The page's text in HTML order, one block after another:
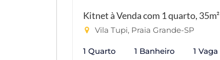
Kitnet à Venda com 1 quarto, 35m²
Vila Tupi, Praia Grande-SP
1 Quarto 1 Banheiro 1 Vaga